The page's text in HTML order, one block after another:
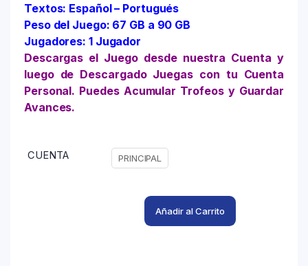
Textos: Español – Portugués
Peso del Juego: 67 GB a 90 GB
Jugadores: 1 Jugador
Descargas el Juego desde nuestra Cuenta y
luego de Descargado Juegas con tu Cuenta
Personal. Puedes Acumular Trofeos y Guardar
Avances.
CUENTA PRINCIPAL
Añadir al Carrito